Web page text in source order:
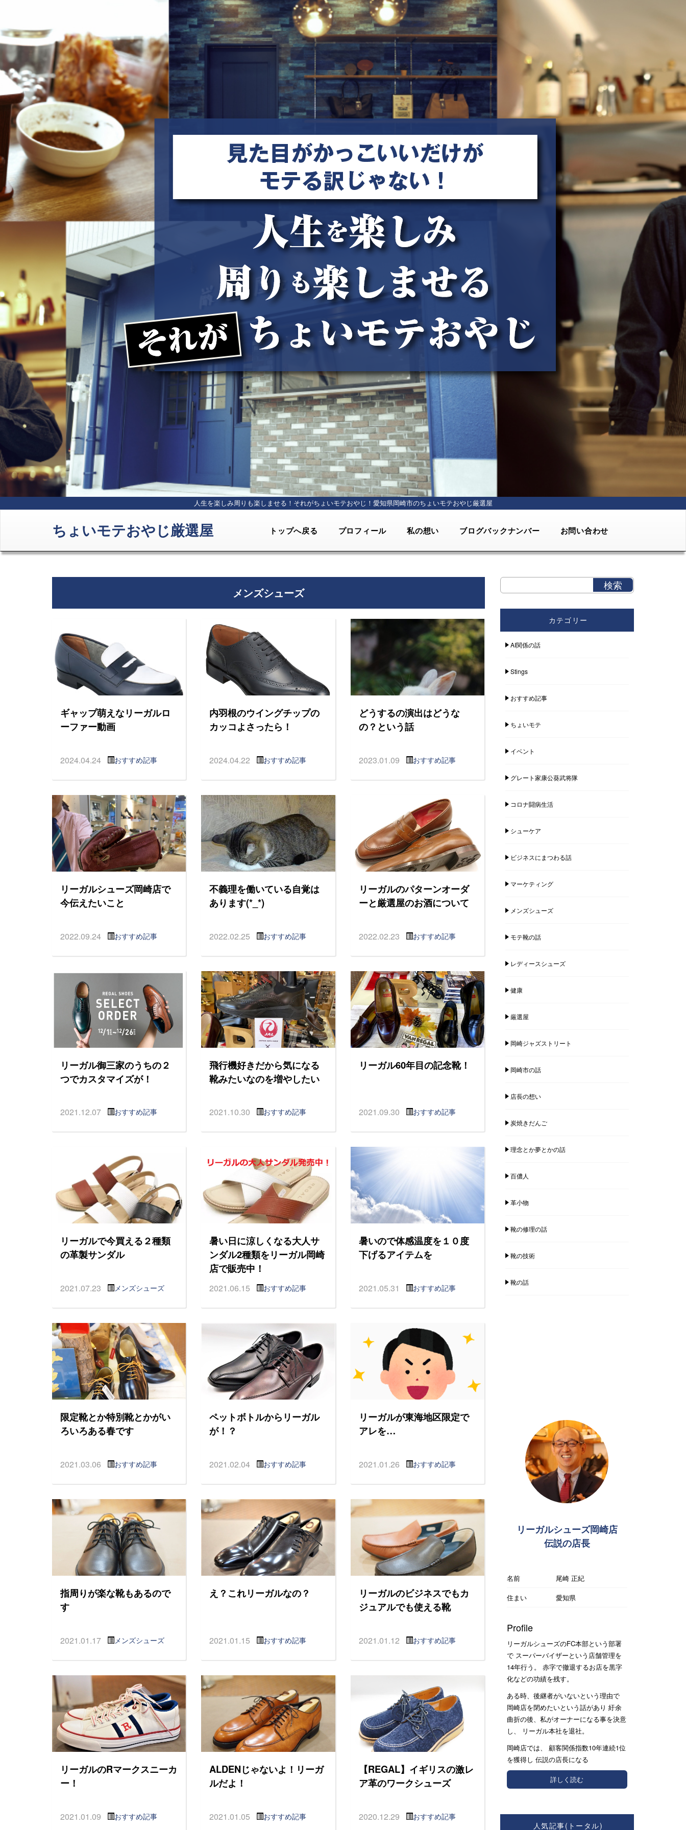
人生を楽しみ周りも楽しませる！それがちょいモテおやじ！ 愛知県岡崎市のちょいモテおやじ厳選屋
ちょいモテおやじ厳選屋 トップへ戻る プロフィール 私の想い ブログバックナンバー お問い合わせ
メンズシューズ
ギャップ萌えなリーガルロ
ーファー動画
2024.04.24 おすすめ記事
内羽根のウイングチップの
カッコよさったら！
2024.04.22 おすすめ記事
どうするの演出はどうな
の？という話
2023.01.09 おすすめ記事
リーガルシューズ岡崎店で
今伝えたいこと
2022.09.24 おすすめ記事
不義理を働いている自覚は
あります(*_*)
2022.02.25 おすすめ記事
リーガルのパターンオーダ
ーと厳選屋のお酒について
2022.02.23 おすすめ記事
リーガル御三家のうちの２
つでカスタマイズが！
2021.12.07 おすすめ記事
飛行機好きだから気になる
靴みたいなのを増やしたい
2021.10.30 おすすめ記事
リーガル60年目の記念靴！
2021.09.30 おすすめ記事
リーガルで今買える２種類
の革製サンダル
2021.07.23 メンズシューズ
暑い日に涼しくなる大人サ
ンダル2種類をリーガル岡崎
店で販売中！
2021.06.15 おすすめ記事
暑いので体感温度を１０度
下げるアイテムを
2021.05.31 おすすめ記事
限定靴とか特別靴とかがい
ろいろある春です
2021.03.06 おすすめ記事
ペットボトルからリーガル
が！？
2021.02.04 おすすめ記事
リーガルが東海地区限定で
アレを…
2021.01.26 おすすめ記事
指周りが楽な靴もあるので
す
2021.01.17 メンズシューズ
え？これリーガルなの？
2021.01.15 おすすめ記事
リーガルのビジネスでもカ
ジュアルでも使える靴
2021.01.12 おすすめ記事
リーガルのRマークスニーカ
ー！
2021.01.09 おすすめ記事
ALDENじゃないよ！リーガ
ルだよ！
2021.01.05 おすすめ記事
【REGAL】イギリスの激レ
ア革のワークシューズ
2020.12.29 おすすめ記事
カテゴリー
AI関係の話
Stings
おすすめ記事
ちょいモテ
イベント
グレート家康公葵武将隊
コロナ闘病生活
シューケア
ビジネスにまつわる話
マーケティング
メンズシューズ
モテ靴の話
レディースシューズ
健康
厳選屋
岡崎ジャズストリート
岡崎市の話
店長の想い
炭焼きだんご
理念とか夢とかの話
百儂人
革小物
靴の修理の話
靴の技術
靴の話
リーガルシューズ岡崎店
伝説の店長
名前
尾崎 正紀
住まい
愛知県
Profile
リーガルシューズのFC本部という部署
で スーパーバイザーという店舗管理を
14年行う。 赤字で撤退するお店を黒字
化などの功績を残す。
ある時、後継者がいないという理由で
岡崎店を閉めたいという話があり 紆余
曲折の後、私がオーナーになる事を決意
し、 リーガル本社を退社。
岡崎店では、 顧客関係指数10年連続1位
を獲得し 伝説の店長になる
詳しく読む
人気記事(トータル)